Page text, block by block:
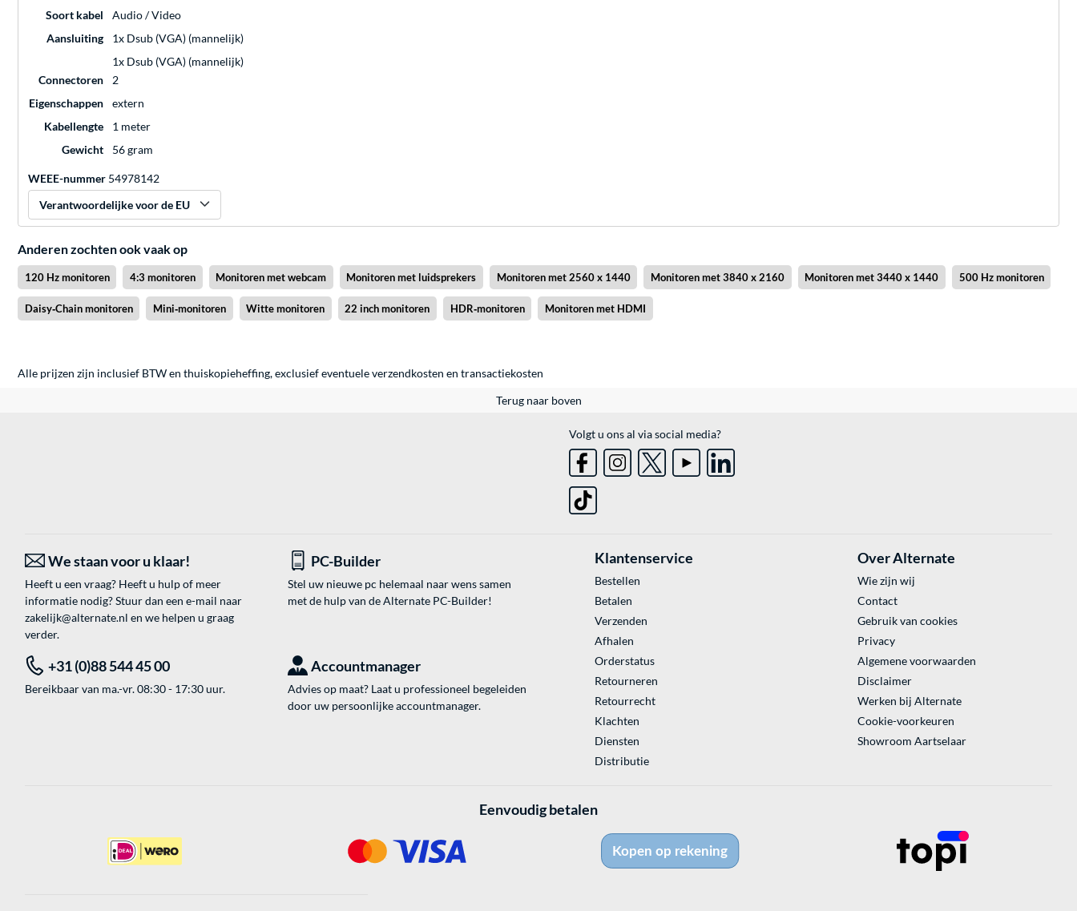
Soort kabel
Audio / Video
Aansluiting
1x Dsub (VGA) (mannelijk)
1x Dsub (VGA) (mannelijk)
Connectoren
2
Eigenschappen
extern
Kabellengte
1 meter
Gewicht
56 gram
WEEE-nummer 54978142
Verantwoordelijke voor de EU
Anderen zochten ook vaak op
120 Hz monitoren 4:3 monitoren Monitoren met webcam Monitoren met luidsprekers Monitoren met 2560 x 1440 Monitoren met 3840 x 2160 Monitoren met 3440 x 1440 500 Hz monitoren
Daisy‑Chain monitoren Mini‑monitoren Witte monitoren 22 inch monitoren HDR‑monitoren Monitoren met HDMI
Alle prijzen zijn inclusief BTW en thuiskopieheffing, exclusief eventueleverzendkosten en transactiekosten
Terug naar boven
Volgt u ons al via social media?
We staan voor u klaar!
Heeft u een vraag? Heeft u hulp of meer
informatie nodig? Stuur dan een e-mail naar
zakelijk@alternate.nl en we helpen u graag
verder.
PC-Builder
Stel uw nieuwe pc helemaal naar wens samen
met de hulp van de Alternate PC-Builder!
+31 (0)88 544 45 00
Bereikbaar van ma.-vr. 08:30 - 17:30 uur.
Accountmanager
Advies op maat? Laat u professioneel begeleiden
door uw persoonlijke accountmanager.
Klantenservice
Bestellen
Betalen
Verzenden
Afhalen
Orderstatus
Retourneren
Retourrecht
Klachten
Diensten
Distributie
Over Alternate
Wie zijn wij
Contact
Gebruik van cookies
Privacy
Algemene voorwaarden
Disclaimer
Werken bij Alternate
Cookie-voorkeuren
Showroom Aartselaar
Eenvoudig betalen